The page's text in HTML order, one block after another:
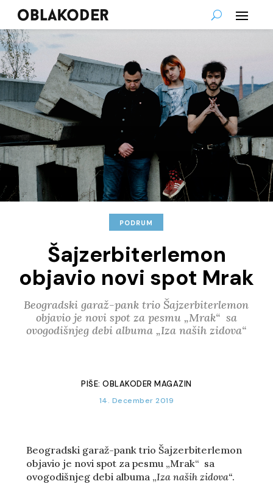
PODRUM
Šajzerbiterlemon
objavio novi spot Mrak
Beogradski garaž-pank trio Šajzerbiterlemon
objavio je novi spot za pesmu „Mrak“ sa
ovogodišnjeg debi albuma „Iza naših zidova“
PIŠE:OBLAKODER MAGAZIN
14. December 2019
Beogradski garaž-pank trio Šajzerbiterlemon
objavio je novi spot za pesmu „Mrak“ sa
ovogodišnjeg debi albuma „Iza naših zidova“.